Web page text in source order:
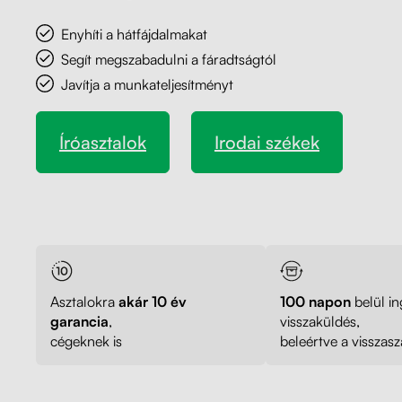
Kábelrendező
Zárható fiók
Fa monitor állványok
Asztali dekor minták ingyen
Mutassa
100 napa visszaküldésre. Gyártás és indítás 24
Enyhíti a hátfájdalmakat
Segít megszabadulni a fáradtságtól
Javítja a munkateljesítményt
Íróasztalok Irodai székek
Asztalokra akár 10 év
garancia,
cégeknek is
100 naponbelül
visszaküldés,
beleértve a